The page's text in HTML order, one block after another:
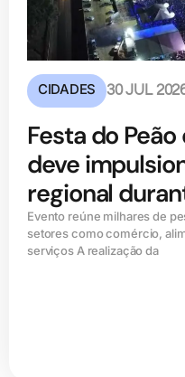
CIDADES 30 JUL
Festa do
deve
regional
Evento reúne milhares de
setores como comércio,
serviços A realização da